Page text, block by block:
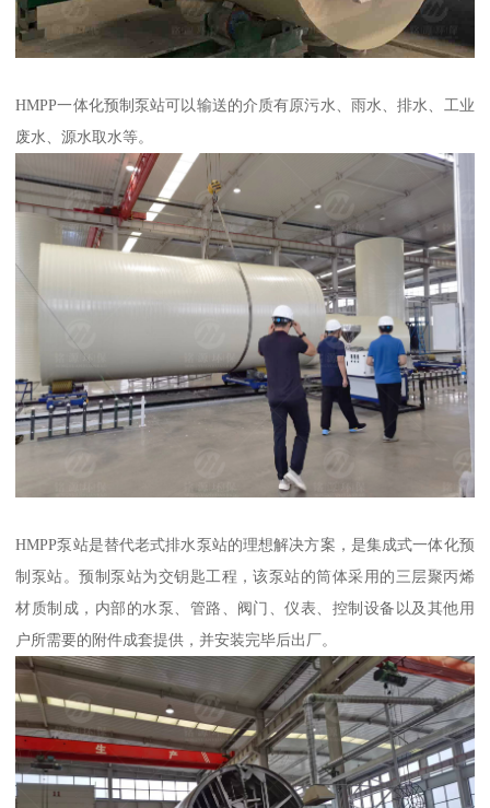
HMPP一体化预制泵站可以输送的介质有原污水、雨水、排水、工业
废水、源水取水等。
HMPP泵站是替代老式排水泵站的理想解决方案，是集成式一体化预
制泵站。预制泵站为交钥匙工程，该泵站的筒体采用的三层聚丙烯
材质制成，内部的水泵、管路、阀门、仪表、控制设备以及其他用
户所需要的附件成套提供，并安装完毕后出厂。